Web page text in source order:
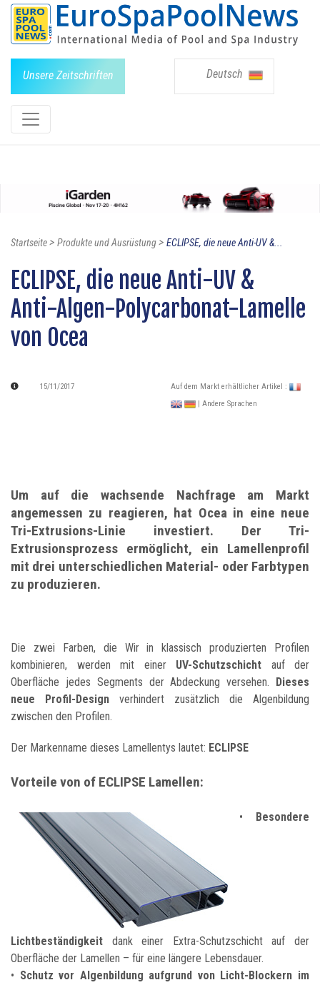
Unsere Zeitschriften Deutsch
Startseite> Produkte und Ausrüstung> ECLIPSE, die neue Anti-UV &...
ECLIPSE, die neue Anti-UV &
Anti-Algen-Polycarbonat-Lamelle
von Ocea
15/11/2017
Auf dem Markt erhältlicher Artikel :
| Andere Sprachen
Um auf die wachsende Nachfrage am Markt
angemessen zu reagieren, hat Ocea in eine neue
Tri-Extrusions-Linie investiert. Der Tri-
Extrusionsprozess ermöglicht, ein Lamellenprofil
mit drei unterschiedlichen Material- oder Farbtypen
zu produzieren.
Die zwei Farben, die Wir in klassisch produzierten Profilen
kombinieren, werden mit einer UV-Schutzschicht auf der
Oberfläche jedes Segments der Abdeckung versehen. Dieses
neue Profil-Design verhindert zusätzlich die Algenbildung
zwischen den Profilen.
Der Markenname dieses Lamellentys lautet: ECLIPSE
Vorteile von of ECLIPSE Lamellen:
• Besondere
Lichtbeständigkeit dank einer Extra-Schutzschicht auf der
Oberfläche der Lamellen – für eine längere Lebensdauer.
• Schutz vor Algenbildung aufgrund von Licht-Blockern im